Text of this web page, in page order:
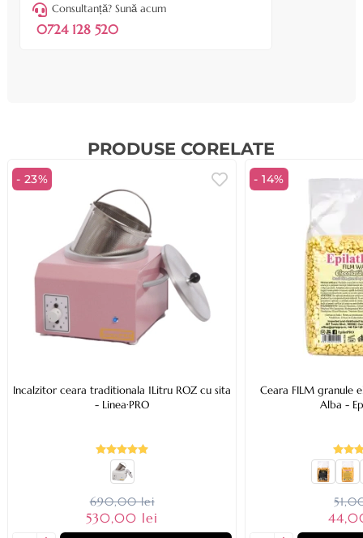
Consultanță? Sună acum
0724 128 520
PRODUSE CORELATE
- 23%
Incalzitor ceara traditionala 1Litru ROZ cu sita
- Linea·PRO
690,00 lei
530,00 lei
- 14%
Ceara FILM granule
Alba -